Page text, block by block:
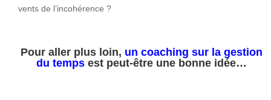
vents de l’incohérence ?
Pour aller plus loin, un coaching sur la gestion
du temps est peut-être une bonne idée…